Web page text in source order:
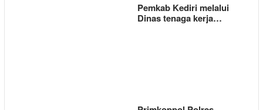
Pemkab Kediri melalui
Dinas tenaga kerja…